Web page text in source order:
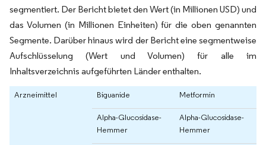
segmentiert. Der Bericht bietet den Wert (in Millionen USD) und
das Volumen (in Millionen Einheiten) für die oben genannten
Segmente. Darüber hinaus wird der Bericht eine segmentweise
Aufschlüsselung (Wert und Volumen) für alle im
Inhaltsverzeichnis aufgeführten Länder enthalten.
Arzneimittel Biguanide Metformin
Alpha-Glucosidase-
Hemmer
Alpha-Glucosidase-
Hemmer